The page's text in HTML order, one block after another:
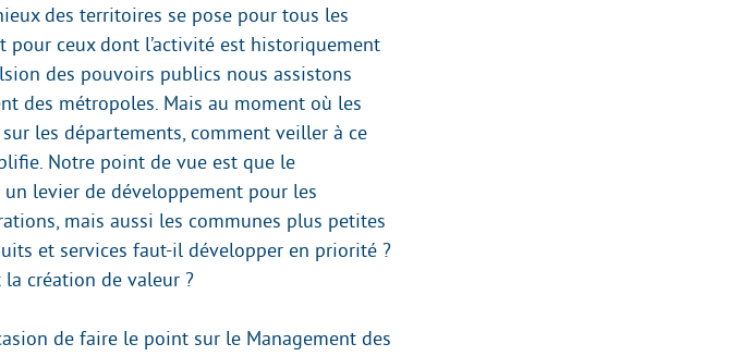
des territoires se pose pour tous les
ceux dont l’activité est historiquement
des pouvoirs publics nous assistons
des métropoles. Mais au moment où les
les départements, comment veiller à ce
Notre point de vue est que le
levier de développement pour les
mais aussi les communes plus petites
et services faut-il développer en priorité ?
création de valeur ?
de faire le point sur le Management des